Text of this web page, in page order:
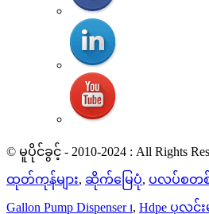
© မူပိုင်ခွင့် - 2010-2024 : All Rights
ထုတ်ကုန်များ, ဆိုက်မြေပုံ, ပလပ်စတ
Gallon Pump Dispenser ၊, Hdpe ပုလင်း